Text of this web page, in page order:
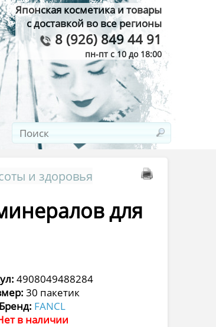
Японская косметика и товары
с доставкой во все регионы
8 (926) 849 44 91
пн-пт с 10 до 18:00
и здоровья
для
4908049488284
30 пакетик
Бренд: FANCL
в наличии